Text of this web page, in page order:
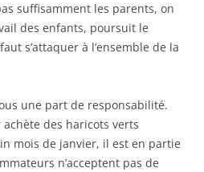
suffisamment les parents, on
des enfants, poursuit le
s’attaquer à l’ensemble de la
une part de responsabilité.
achète des haricots verts
mois de janvier, il est en partie
n’acceptent pas de